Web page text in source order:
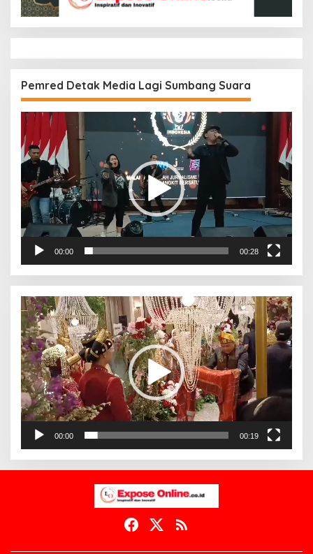
Pemred Detak Media Lagi Sumbang Suara
Pemutar
00:00 00:28
Pemutar
Video
00:00 00:19